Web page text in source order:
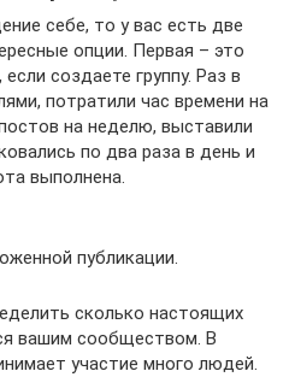
себе, то у вас есть две
опции. Первая – это
создаете группу. Раз в
потратили час времени на
на неделю, выставили
по два раза в день и
выполнена.
публикации.
сколько настоящих
вашим сообществом. В
участие много людей.